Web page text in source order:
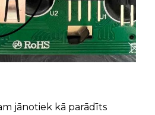
jānotiek kā parādīts